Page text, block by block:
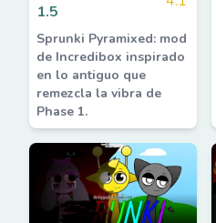
1.5
Sprunki Pyramixed: mod
de Incredibox inspirado
en lo antiguo que
remezcla la vibra de
Phase 1.